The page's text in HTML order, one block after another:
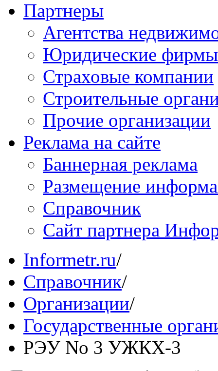
Партнеры
Агентства
Юридические фирмы
Страховые компании
Строительные
Прочие организации
Реклама на сайте
Баннерная реклама
Размещение
Справочник
Сайт партнера
Informetr.ru/
Справочник/
Организации/
Государственные
РЭУ No 3 УЖКХ-3